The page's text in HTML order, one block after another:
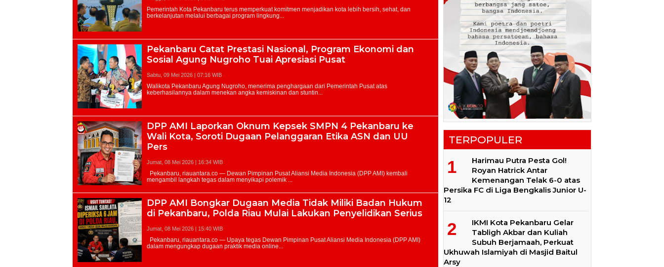
Pekanbaru Catat Prestasi Nasional, Program Ekonomi dan
Sosial Agung Nugroho Tuai Apresiasi Pusat
Sabtu, 09 Mei 2026 | 07:16 WIB
DPP AMI Laporkan Oknum Kepsek SMPN 4 Pekanbaru ke
Wali Kota, Soroti Dugaan Pelanggaran Etika ASN dan UU
Pers
Jumat, 08 Mei 2026 | 16:34 WIB
DPP AMI Bongkar Dugaan Media Tidak Miliki Badan Hukum
di Pekanbaru, Polda Riau Mulai Lakukan Penyelidikan Serius
Jumat, 08 Mei 2026 | 15:40 WIB
TERPOPULER
Harimau Putra Pesta Gol!
Royan Hatrick Antar
Kemenangan Telak 6-0 atas
Persika FC di Liga Bengkalis Junior U-
12
IKMI Kota Pekanbaru Gelar
Tabligh Akbar dan Kuliah
Subuh Berjamaah, Perkuat
Ukhuwah Islamiyah di Masjid Baitul
Arsy